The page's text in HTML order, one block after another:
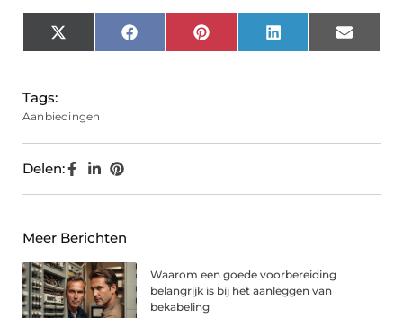
X
(Twitter)
FacebookPinterest LinkedIn Email
Tags:
Aanbiedingen
Delen:
Meer Berichten
Waarom een goede voorbereiding
belangrijk is bij het aanleggen van
bekabeling